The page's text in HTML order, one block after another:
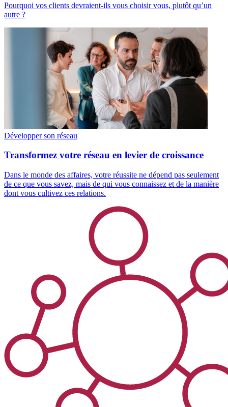
Pourquoi vos clients devraient-ils vous choisir vous, plutôt qu’un
autre ?
Développer son réseau
Transformez votre réseau en levier de croissance
Dans le monde des affaires, votre réussite ne dépend pas seulement
de ce que vous savez, mais de qui vous connaissez et de la manière
dont vous cultivez ces relations.